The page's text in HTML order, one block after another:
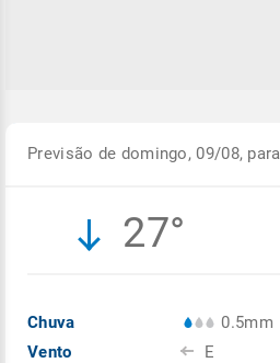
Previsão de domingo, 09/08, para
27°
Chuva
Vento
0.5mm
E